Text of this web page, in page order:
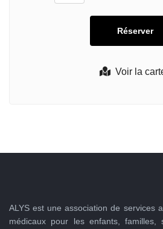
Voir la
ALYS est une association de services
médicaux pour les enfants, familles,